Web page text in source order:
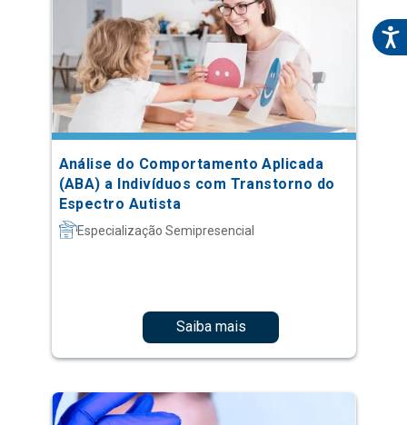
Análise do Comportamento Aplicada
(ABA) a Indivíduos com Transtorno do
Espectro Autista
Especialização Semipresencial
Saiba mais